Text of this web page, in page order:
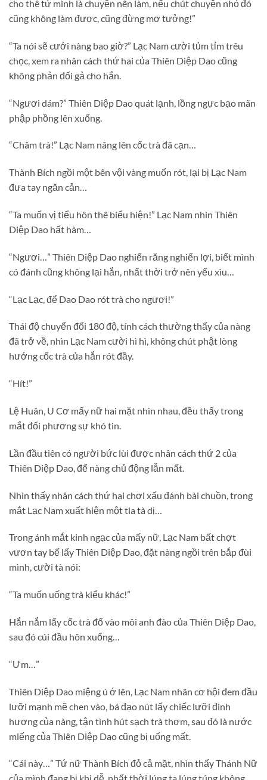
cho thê tử mình là chuyện nên làm, nếu chút chuyện nhỏ đó
cũng không làm được, cũng đừng mơ tưởng!”
“Ta nói sẽ cưới nàng bao giờ?” Lạc Nam cười tủm tỉm trêu
chọc, xem ra nhân cách thứ hai của Thiên Diệp Dao cũng
không phản đối gả cho hắn.
“Ngươi dám?” Thiên Diệp Dao quát lạnh, lồng ngực bạo mãn
phập phồng lên xuống.
“Châm trà!” Lạc Nam nâng lên cốc trà đã cạn…
Thành Bích ngồi một bên vội vàng muốn rót, lại bị Lạc Nam
đưa tay ngăn cản…
“Ta muốn vị tiểu hôn thê biểu hiện!” Lạc Nam nhìn Thiên
Diệp Dao hất hàm…
“Ngươi…” Thiên Diệp Dao nghiến răng nghiến lợi, biết mình
có đánh cũng không lại hắn, nhất thời trở nên yểu xìu…
“Lạc Lạc, để Dao Dao rót trà cho ngươi!”
Thái độ chuyển đổi 180 độ, tính cách thường thấy của nàng
đã trở về, nhìn Lạc Nam cười hì hì, không chút phật lòng
hướng cốc trà của hắn rót đầy.
“Hít!”
Lệ Huân, U Cơ mấy nữ hai mặt nhìn nhau, đều thấy trong
mắt đối phương sự khó tin.
Lần đầu tiên có người bức lùi được nhân cách thứ 2 của
Thiên Diệp Dao, để nàng chủ động lẫn mất.
Nhìn thấy nhân cách thứ hai chơi xấu đánh bài chuồn, trong
mắt Lạc Nam xuất hiện một tia tà dị…
Trong ánh mắt kinh ngạc của mấy nữ, Lạc Nam bất chợt
vươn tay bế lấy Thiên Diệp Dao, đặt nàng ngồi trên bắp đùi
mình, cười tà nói:
“Ta muốn uống trà kiểu khác!”
Hắn nắm lấy cốc trà đổ vào môi anh đào của Thiên Diệp Dao,
sau đó cúi đầu hôn xuống…
“Ưm…”
Thiên Diệp Dao miệng ú ớ lên, Lạc Nam nhân cơ hội đem đầu
lưỡi mạnh mẽ chen vào, bá đạo nút lấy chiếc lưỡi đinh
hương của nàng, tận tình hút sạch trà thơm, sau đó là nước
miếng của Thiên Diệp Dao cũng bị uống mất.
“Cái này…” Tứ nữ Thành Bích đỏ cả mặt, nhìn thấy Thánh Nữ